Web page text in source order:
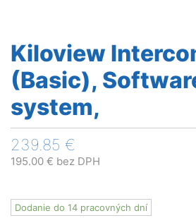
Kiloview
(Basic),
system,
239.85 €
195.00 € bez DPH
Dodanie do 14 pracovných dní